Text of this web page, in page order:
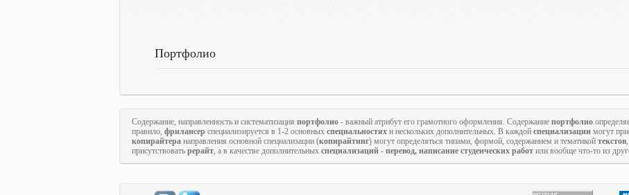
Портфолио
Содержание, направленность и систематизация портфолио - важный атрибут его грамотного оформления. Содержание портфолио
правило, фрилансер специализируется в 1-2 основных специальностях и нескольких дополнительных. В каждой специализации могут
копирайтера направления основной специализации (копирайтинг) могут определяться типами, формой, содержанием и тематикой текстов
присутствовать рерайт, а в качестве дополнительных специализаций - перевод, написание студенческих работ или вообще что-то из